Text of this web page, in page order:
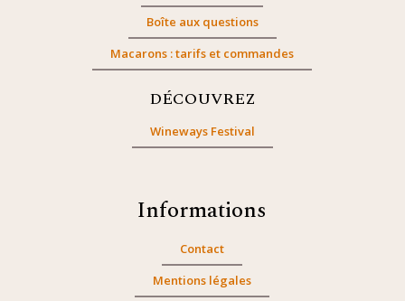
Boîte aux questions
Macarons : tarifs et commandes
DÉCOUVREZ
Wineways Festival
Informations
Contact
Mentions légales